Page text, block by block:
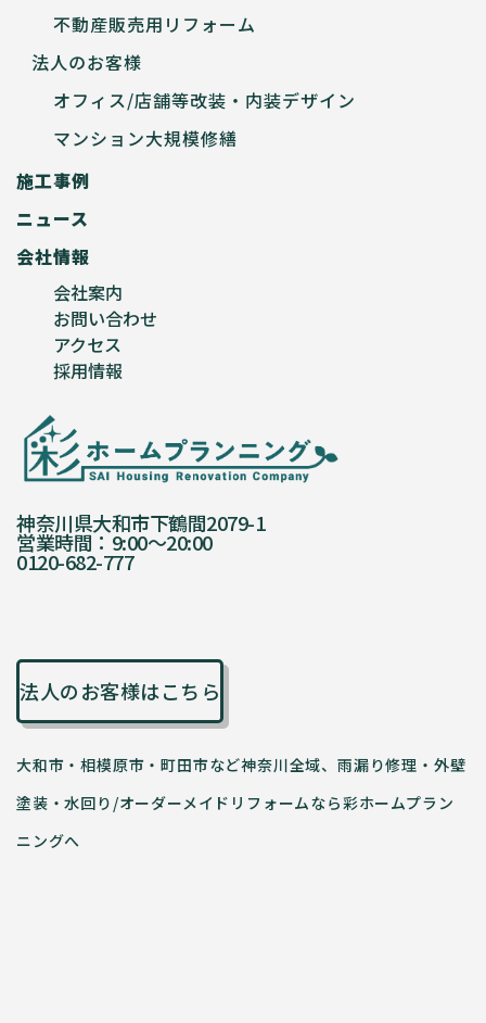
不動産販売用リフォーム
法人のお客様
オフィス/店舗等改装・内装デザイン
マンション大規模修繕
施工事例
ニュース
会社情報
会社案内
お問い合わせ
アクセス
採用情報
神奈川県大和市下鶴間2079-1
営業時間：9:00〜20:00
0120-682-777
法人のお客様はこちら
大和市・相模原市・町田市など神奈川全域、雨漏り修理・外壁
塗装・水回り/オーダーメイドリフォームなら彩ホームプラン
ニングへ